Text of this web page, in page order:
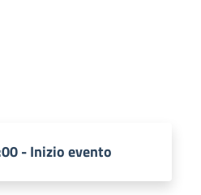
- Inizio evento